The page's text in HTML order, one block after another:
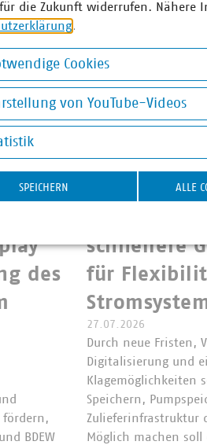
des
fördern,
BDEW
Referentenentwurf
schnellere
für
27.07.2026
Durch neue Fristen,
Digitalisierung und
Klagemöglichkeiten
Speichern,
Zulieferinfrastruktur
Möglich machen soll
die Zukunft widerrufen. Nähere
.
Cookies
Cookies
von YouTube-Videos
von YouTube-Videos
SPEICHERN ALLE